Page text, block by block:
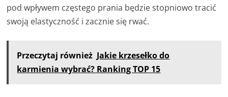
pod wpływem częstego prania będzie stopniowo tracić
swoją elastyczność i zacznie się rwać.
Przeczytaj również Jakie krzesełko do
karmienia wybrać? Ranking TOP 15